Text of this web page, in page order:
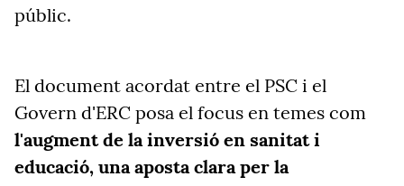
públic.
El document acordat entre el PSC i el
Govern d'ERC posa el focus en temes com
l'augment de la inversió en sanitat i
educació, una aposta clara per la